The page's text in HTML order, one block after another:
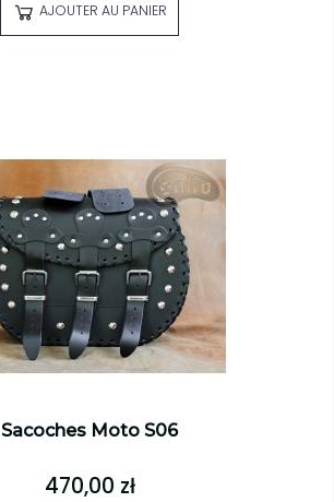
AJOUTER AU PANIER
Sacoches Moto S06
470,00 zł